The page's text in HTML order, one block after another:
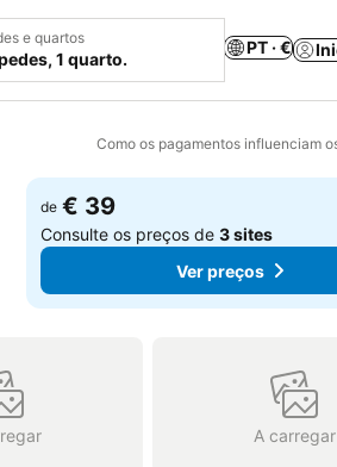
e quartos
1 quarto.
PT · €
Como os pagamentos influenciam
aos favoritos
de € 39
Consulte os preços de3 sites
Ver preços
A carregar